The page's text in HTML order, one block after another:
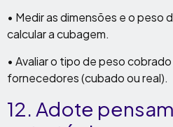
• Medir as dimensões e o peso
calcular a cubagem.
• Avaliar o tipo de peso
fornecedores (cubado ou real).
12. Adote